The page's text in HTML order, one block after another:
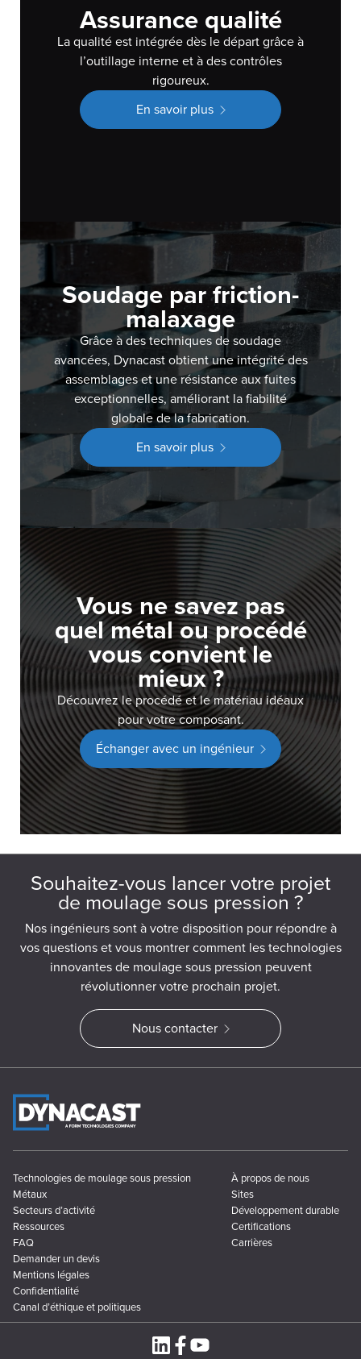
Assurance qualité
La qualité est intégrée dès le départ grâce à
l’outillage interne et à des contrôles
rigoureux.
En savoir plus
Soudage par friction-
malaxage
Grâce à des techniques de soudage
avancées, Dynacast obtient une intégrité des
assemblages et une résistance aux fuites
exceptionnelles, améliorant la fiabilité
globale de la fabrication.
En savoir plus
Vous ne savez pas
quel métal ou procédé
vous convient le
mieux ?
Découvrez le procédé et le matériau idéaux
pour votre composant.
Échanger avec un ingénieur
Souhaitez-vous lancer votre projet
de moulage sous pression ?
Nos ingénieurs sont à votre disposition pour répondre à
vos questions et vous montrer comment les technologies
innovantes de moulage sous pression peuvent
révolutionner votre prochain projet.
Nous contacter
Technologies de moulage sous pression
Métaux
Secteurs d’activité
Ressources
FAQ
À propos de nous
Sites
Développement durable
Certifications
Carrières
Demander un devis
Mentions légales
Confidentialité
Canal d’éthique et politiques